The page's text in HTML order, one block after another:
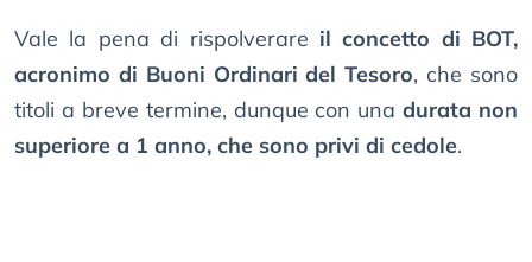
Vale la pena di rispolverare il concetto di BOT,
acronimo di Buoni Ordinari del Tesoro, che sono
titoli a breve termine, dunque con unadurata non
superiore a 1 anno, che sono privi di cedole.